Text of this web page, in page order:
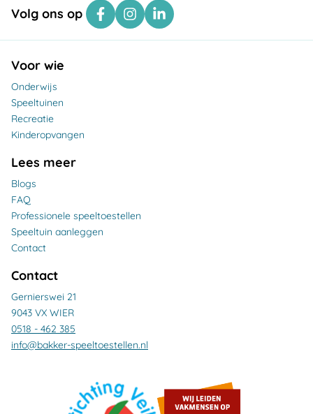
Volg ons op
Voor wie
Onderwijs
Speeltuinen
Recreatie
Kinderopvangen
Lees meer
Blogs
FAQ
Professionele speeltoestellen
Speeltuin aanleggen
Contact
Contact
Gernierswei 21
9043 VX WIER
0518 - 462 385
info@bakker-speeltoestellen.nl